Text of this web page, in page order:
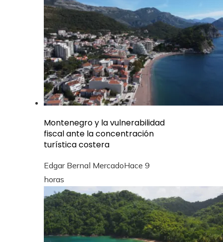
Montenegro y la vulnerabilidad
fiscal ante la concentración
turística costera
Edgar Bernal MercadoHace 9
horas